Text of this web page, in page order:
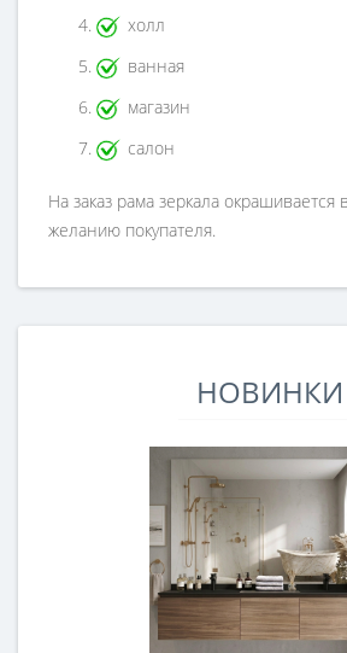
холл
ванная
магазин
салон
На заказ рама зеркала
желанию покупателя.
НОВИНКИ